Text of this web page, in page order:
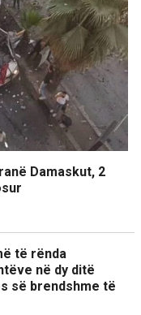
Damaskut, 2
të rënda
në dy ditë
së brendshme të